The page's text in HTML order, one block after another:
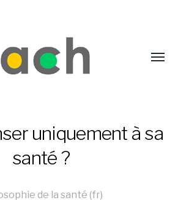
uniquement à sa
santé ?
de la santé (fr)